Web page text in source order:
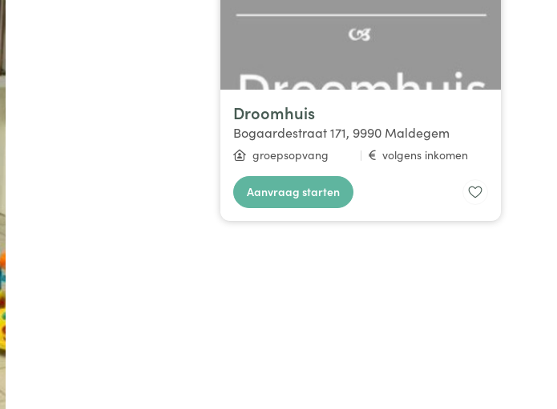
Droomhuis
Bogaardestraat 171, 9990 Maldegem
groepsopvang | volgens inkomen
Aanvraag starten